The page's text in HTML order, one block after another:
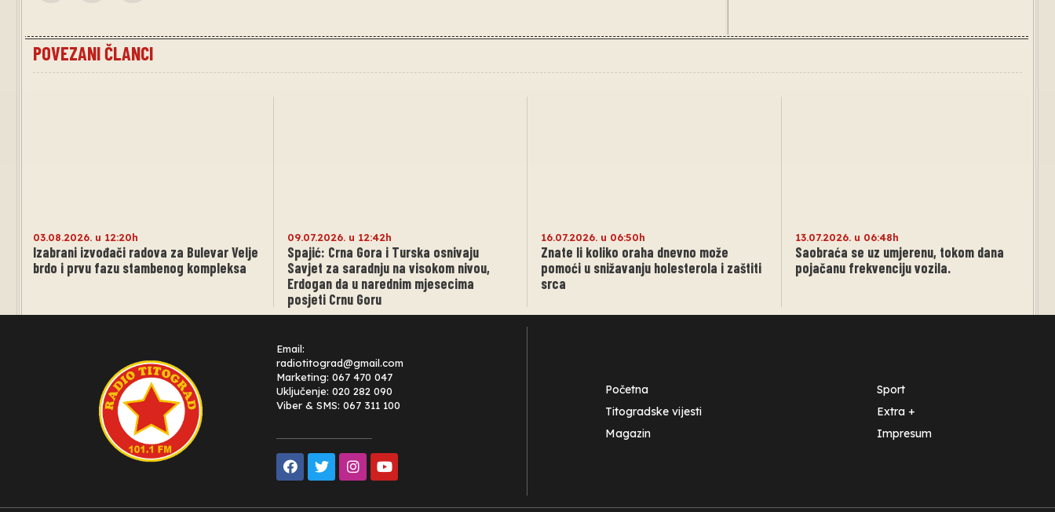
POVEZANI ČLANCI
03.08.2026. u 12:20h
Izabrani izvođači radova za Bulevar Velje
brdo i prvu fazu stambenog kompleksa
09.07.2026. u 12:42h
Spajić: Crna Gora i Turska osnivaju
Savjet za saradnju na visokom nivou,
Erdogan da u narednim mjesecima
posjeti Crnu Goru
16.07.2026. u 06:50h
Znate li koliko oraha dnevno može
pomoći u snižavanju holesterola i zaštiti
srca
13.07.2026. u 06:48h
Saobraća se uz umjerenu, tokom dana
pojačanu frekvenciju vozila.
Email:
radiotitograd@gmail.com
Marketing: 067 470 047
Uključenje: 020 282 090
Viber & SMS: 067 311 100
Početna
Titogradske vijesti
Magazin
Sport
Extra +
Impresum